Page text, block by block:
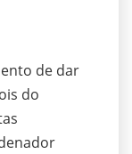
de dar
do